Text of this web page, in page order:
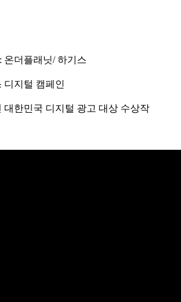
온더플래닛/ 하기스
디지털 캠페인
대한민국 디지털 광고 대상 수상작